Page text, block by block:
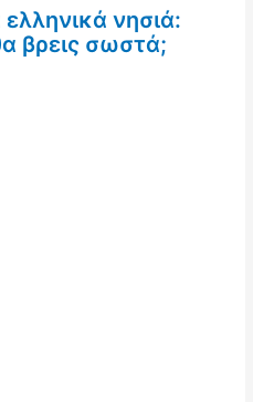
νησιά:
βρεις σωστά;